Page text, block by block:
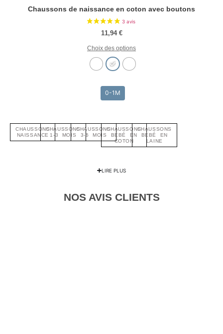
Chaussons de naissance en coton avec boutons
11,94 €
Choix des options
0-1M
CHAUSSONS
NAISSANCE
CHAUSSONS
1-3 MOIS
CHAUSSONS
3-6 MOIS
CHAUSSONS
BÉBÉ EN
COTON
CHAUSSONS
BÉBÉ EN
LAINE
LIRE PLUS
NOS AVIS CLIENTS